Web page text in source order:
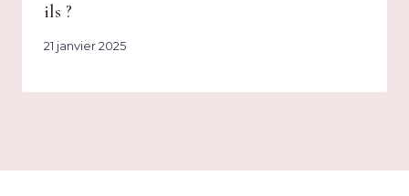
ils ?
21 janvier 2025